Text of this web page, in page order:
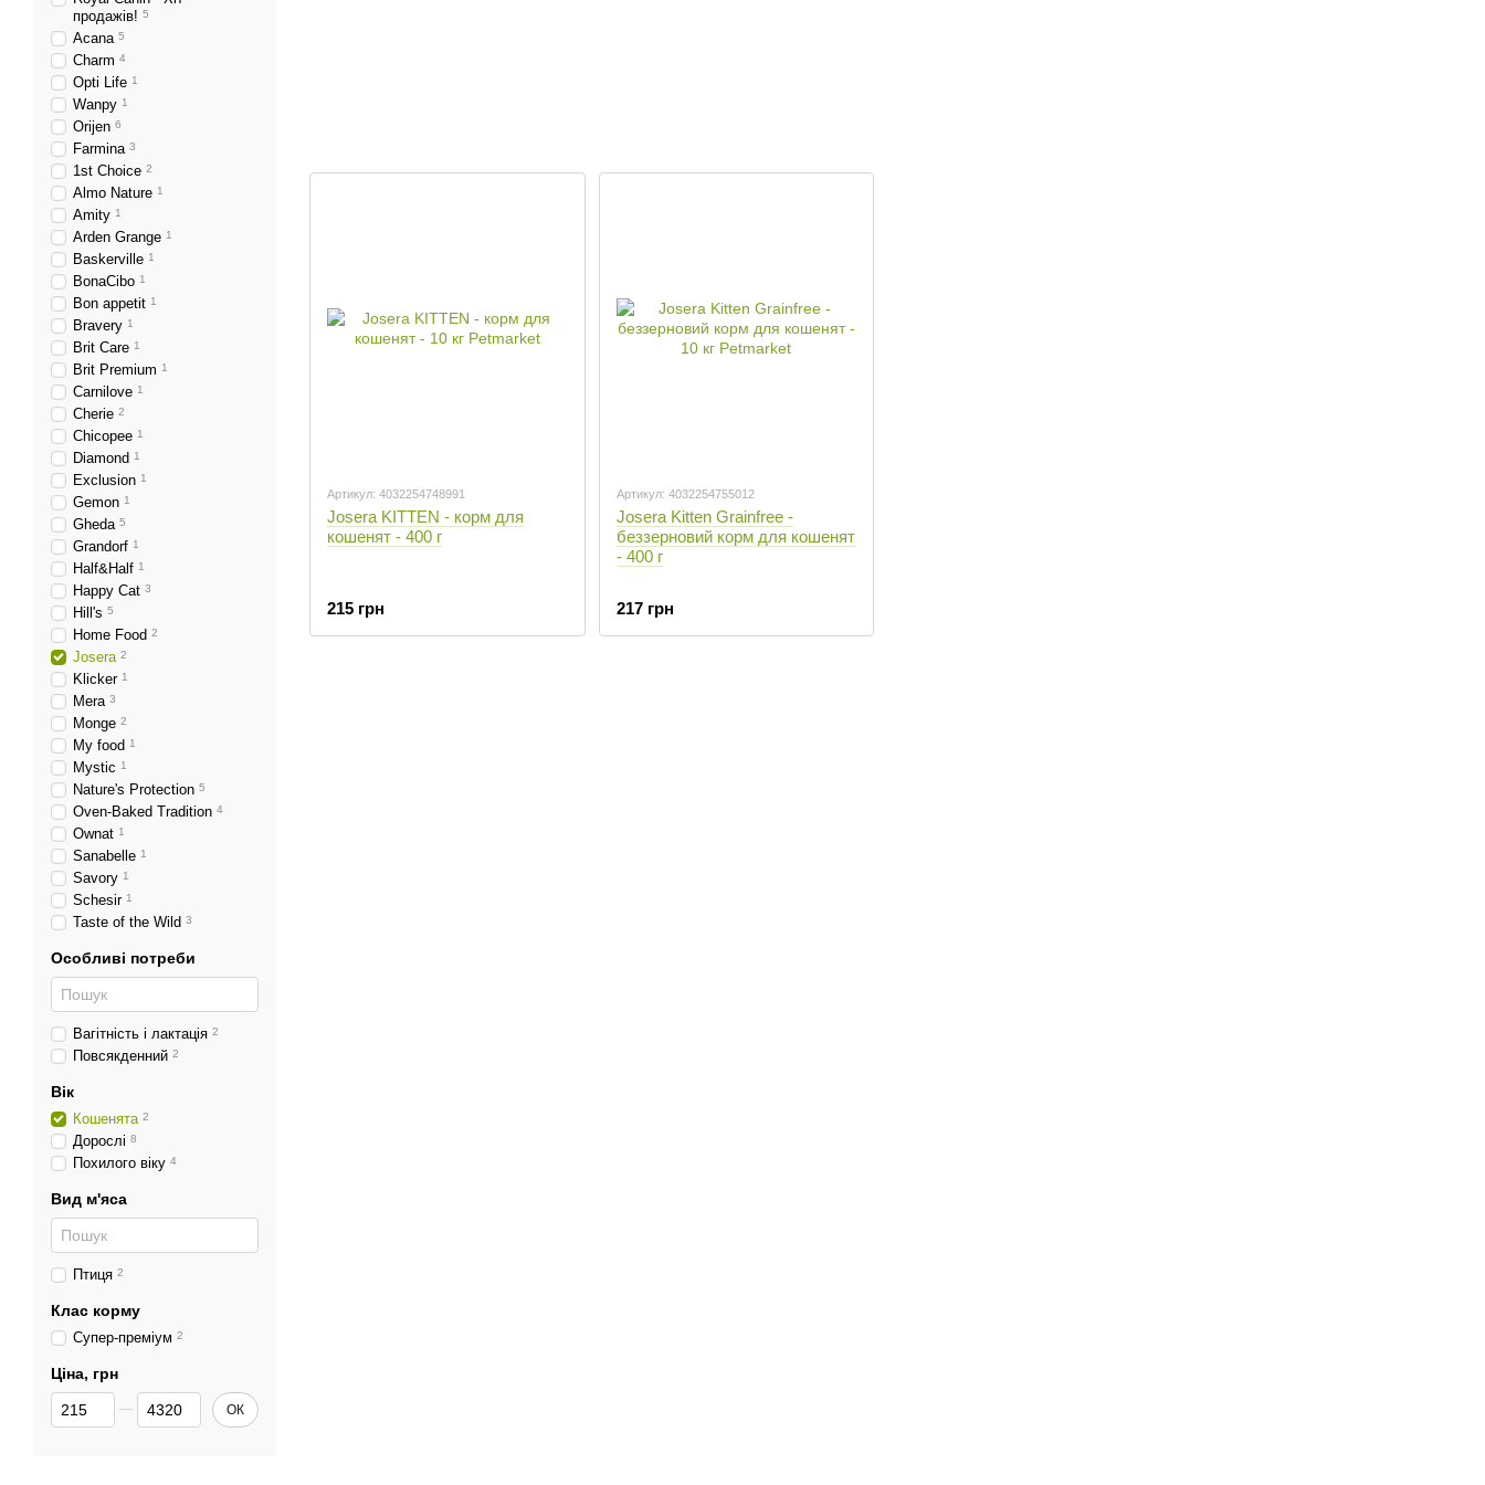
Артикул: 4032254748991
Josera KITTEN - корм для
кошенят - 400 г
215 грн
Артикул: 4032254755012
Josera Kitten Grainfree -
беззерновий корм для кошенят
- 400 г
217 грн
продажів! 5
Acana 5
Charm 4
Opti Life 1
Wanpy 1
Orijen 6
Farmina 3
1st Choice 2
Almo Nature 1
Amity 1
Arden Grange 1
Baskerville 1
BonaCibo 1
Bon appetit 1
Bravery 1
Brit Care 1
Brit Premium 1
Carnilove 1
Cherie 2
Chicopee 1
Diamond 1
Exclusion 1
Gemon 1
Gheda 5
Grandorf 1
Half&Half 1
Happy Cat 3
Hill's 5
Home Food 2
Josera 2
Klicker 1
Mera 3
Monge 2
My food 1
Mystic 1
Nature's Protection 5
Oven-Baked Tradition 4
Ownat 1
Sanabelle 1
Savory 1
Schesir 1
Taste of the Wild 3
Особливі потреби
Вагітність і лактація 2
Повсякденний 2
Вік
Кошенята 2
Дорослі 8
Похилого віку 4
Вид м'яса
Птиця 2
Клас корму
Супер-преміум 2
Ціна, грн
Від Ціна, грн
До Ціна, грн ОК